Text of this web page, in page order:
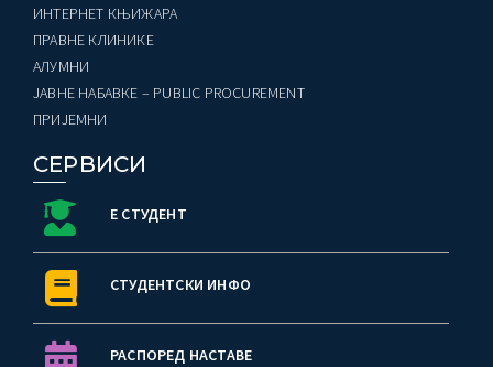
ИНТЕРНЕТ КЊИЖАРА
ПРАВНЕ КЛИНИКЕ
AЛУМНИ
ЈАВНЕ НАБАВКЕ – PUBLIC PROCUREMENT
ПРИЈЕМНИ
СЕРВИСИ
Е СТУДЕНТ
СТУДЕНТСКИ ИНФО
РАСПОРЕД НАСТАВЕ